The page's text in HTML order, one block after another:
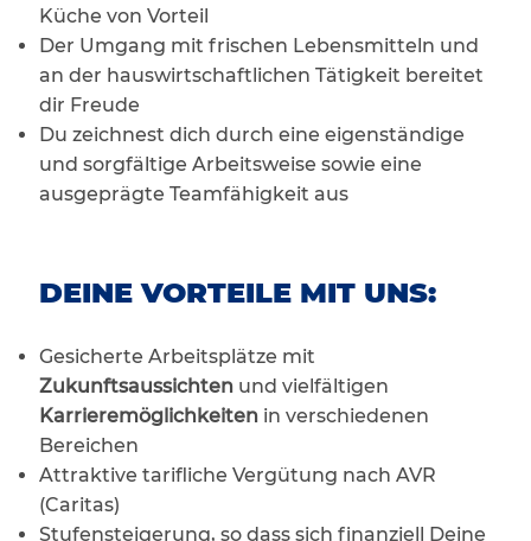
Küche von Vorteil
Der Umgang mit frischen Lebensmitteln und
an der hauswirtschaftlichen Tätigkeit bereitet
dir Freude
Du zeichnest dich durch eine eigenständige
und sorgfältige Arbeitsweise sowie eine
ausgeprägte Teamfähigkeit aus
DEINE VORTEILE MIT UNS:
Gesicherte Arbeitsplätze mit
Zukunftsaussichtenund vielfältigen
Karrieremöglichkeiten in verschiedenen
Bereichen
Attraktive tarifliche Vergütung nach AVR
(Caritas)
Stufensteigerung, so dass sich finanziell Deine